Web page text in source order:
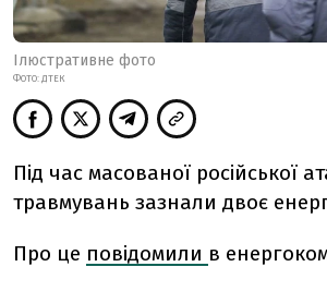
Ілюстративне фото
ФОТО: ДТЕК
Під час масованої російської
травмувань зазнали двоє
Про це повідомили в